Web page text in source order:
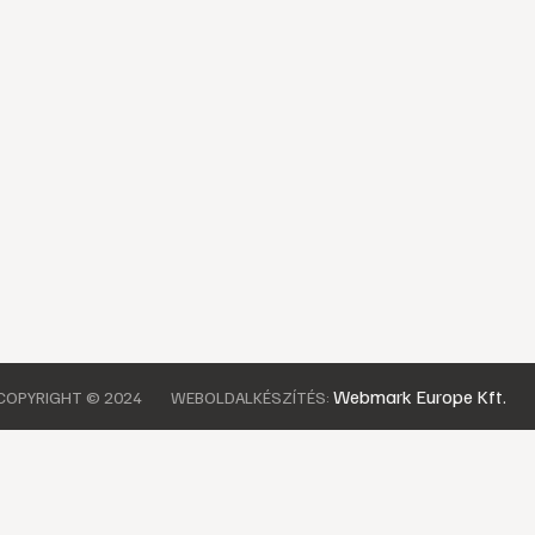
© 2024 WEBOLDALKÉSZÍTÉS: Webmark Europe Kft.